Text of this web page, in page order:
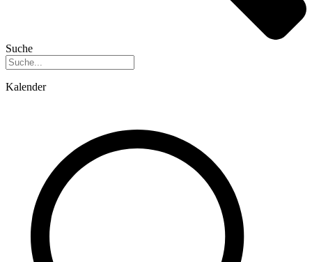
Suche
Kalender